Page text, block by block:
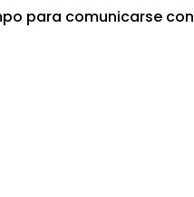
para comunicarse